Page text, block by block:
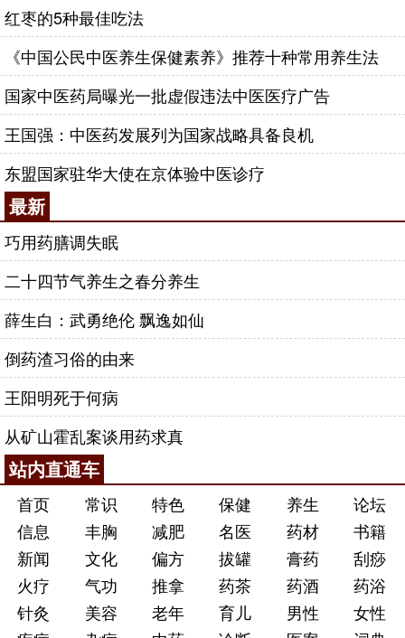
红枣的5种最佳吃法
《中国公民中医养生保健素养》推荐十种常用养生法
国家中医药局曝光一批虚假违法中医医疗广告
王国强：中医药发展列为国家战略具备良机
东盟国家驻华大使在京体验中医诊疗
最新
巧用药膳调失眠
二十四节气养生之春分养生
薛生白：武勇绝伦 飘逸如仙
倒药渣习俗的由来
王阳明死于何病
从矿山霍乱案谈用药求真
站内直通车
首页 常识 特色 保健 养生
论坛
信息
丰胸 减肥 名医 药材
书籍
新闻
文化 偏方 拔罐 膏药
刮痧
火疗
气功 推拿 药茶 药酒
药浴
针灸
美容 老年 育儿 男性
女性